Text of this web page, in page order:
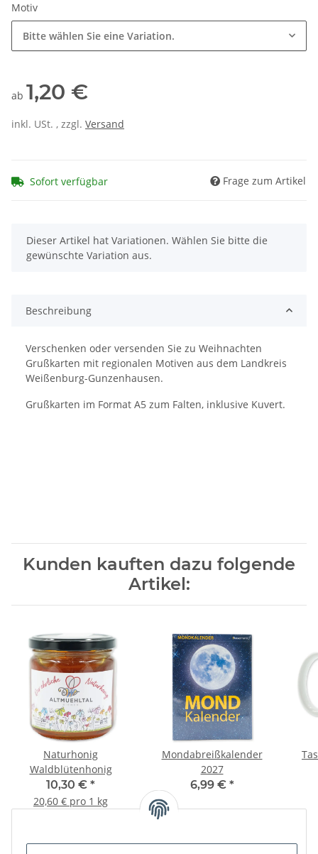
Motiv
Bitte wählen Sie eine Variation.
ab 1,20 €
inkl. USt. , zzgl. Versand
Sofort verfügbar Frage zum Artikel
x
Dieser Artikel hat Variationen. Wählen Sie bitte die
gewünschte Variation aus.
Beschreibung
Verschenken oder versenden Sie zu Weihnachten
Grußkarten mit regionalen Motiven aus dem Landkreis
Weißenburg-Gunzenhausen.
Grußkarten im Format A5 zum Falten, inklusive Kuvert.
Kunden kauften dazu folgende
Artikel:
Naturhonig
Waldblütenhonig
10,30 € *
20,60 € pro 1 kg
Mondabreißkalender
2027
6,99 € *